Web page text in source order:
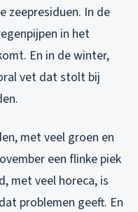
zeepresiduen. In de
in het
En in de winter,
vet dat stolt bij
met veel groen en
een flinke piek
met veel horeca, is
problemen geeft. En